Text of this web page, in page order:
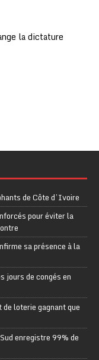
la dictature
de Côte d’Ivoire
pour éviter la
sa présence à la
jours de congés en
loterie gagnant que
enregistre 99% de